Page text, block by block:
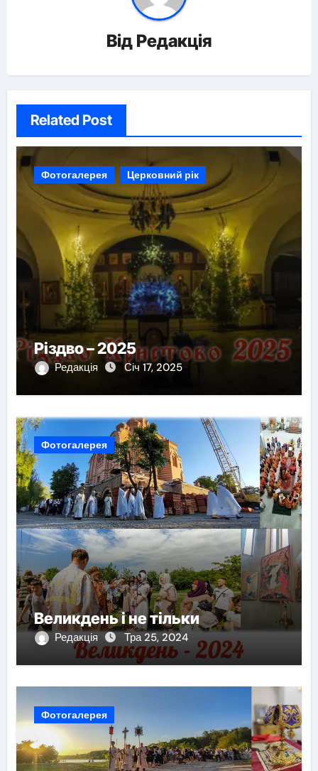
Від Редакція
Related Post
Фотогалерея Церковний рік
Різдво – 2025
Редакція Січ 17, 2025
Фотогалерея
Великдень і не тільки
Редакція Тра 25, 2024
Фотогалерея